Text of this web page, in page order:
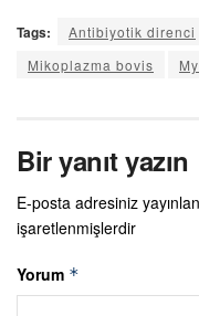
Tags: Antibiyotik direnci
Mikoplazma bovis
Bir yanıt yazın
E-posta adresiniz
işaretlenmişlerdir
Yorum *